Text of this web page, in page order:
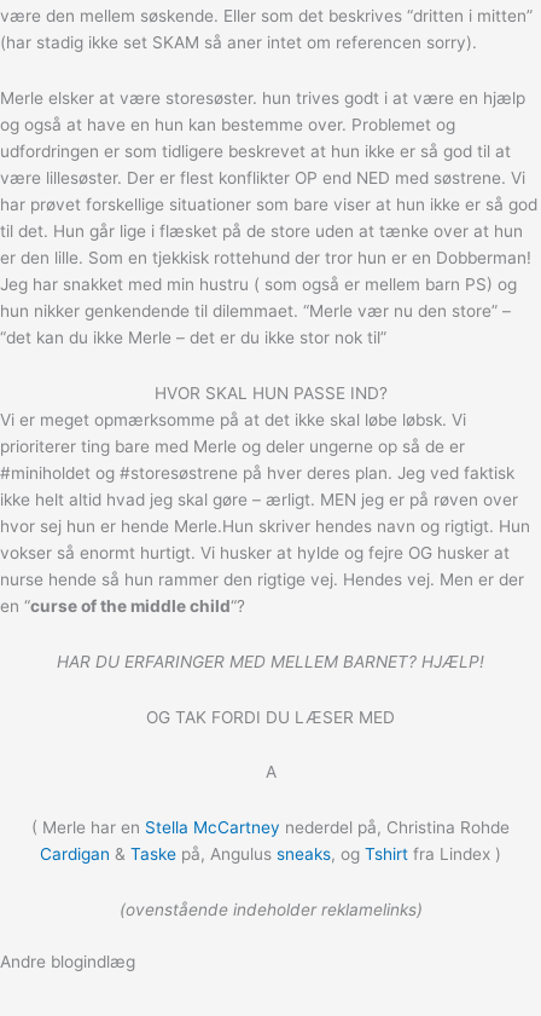
være den mellem søskende. Eller som det beskrives “dritten i mitten”
(har stadig ikke set SKAM så aner intet om referencen sorry).
Merle elsker at være storesøster. hun trives godt i at være en hjælp
og også at have en hun kan bestemme over. Problemet og
udfordringen er som tidligere beskrevet at hun ikke er så god til at
være lillesøster. Der er flest konflikter OP end NED med søstrene. Vi
har prøvet forskellige situationer som bare viser at hun ikke er så god
til det. Hun går lige i flæsket på de store uden at tænke over at hun
er den lille. Som en tjekkisk rottehund der tror hun er en Dobberman!
Jeg har snakket med min hustru ( som også er mellem barn PS) og
hun nikker genkendende til dilemmaet. “Merle vær nu den store” –
“det kan du ikke Merle – det er du ikke stor nok til”
HVOR SKAL HUN PASSE IND?
Vi er meget opmærksomme på at det ikke skal løbe løbsk. Vi
prioriterer ting bare med Merle og deler ungerne op så de er
#miniholdet og #storesøstrene på hver deres plan. Jeg ved faktisk
ikke helt altid hvad jeg skal gøre – ærligt. MEN jeg er på røven over
hvor sej hun er hende Merle.Hun skriver hendes navn og rigtigt. Hun
vokser så enormt hurtigt. Vi husker at hylde og fejre OG husker at
nurse hende så hun rammer den rigtige vej. Hendes vej. Men er der
en “curse of the middle child“?
HAR DU ERFARINGER MED MELLEM BARNET? HJÆLP!
OG TAK FORDI DU LÆSER MED
A
( Merle har en Stella McCartney nederdel på, Christina Rohde
Cardigan & Taske på, Angulus sneaks, og Tshirt fra Lindex )
(ovenstående indeholder reklamelinks)
Andre blogindlæg